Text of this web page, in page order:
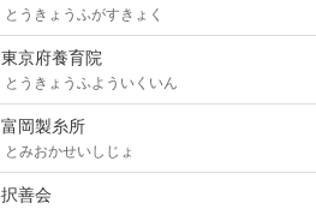
とうきょうふがすきょく
東京府養育院
とうきょうふよういくいん
富岡製糸所
とみおかせいしじょ
択善会